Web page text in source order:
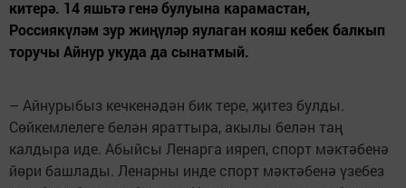
китерә. 14 яшьтә генә булуына карамастан,
Россиякүләм зур жиңүләр яулаган кояш кебек балкып
торучы Айнур укуда да сынатмый.
– Айнурыбыз кечкенәдән бик тере, җитез булды.
Сөйкемлелеге белән яраттыра, акылы белән таң
калдыра иде. Абыйсы Ленарга ияреп, спорт мәктәбенә
йөри башлады. Ленарны инде спорт мәктәбенә үзебез